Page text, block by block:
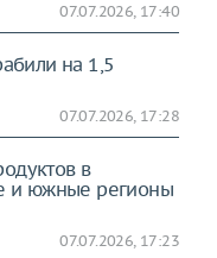
07.07.2026, 17:40
на 1,5
07.07.2026, 17:28
в
и южные регионы
07.07.2026, 17:23